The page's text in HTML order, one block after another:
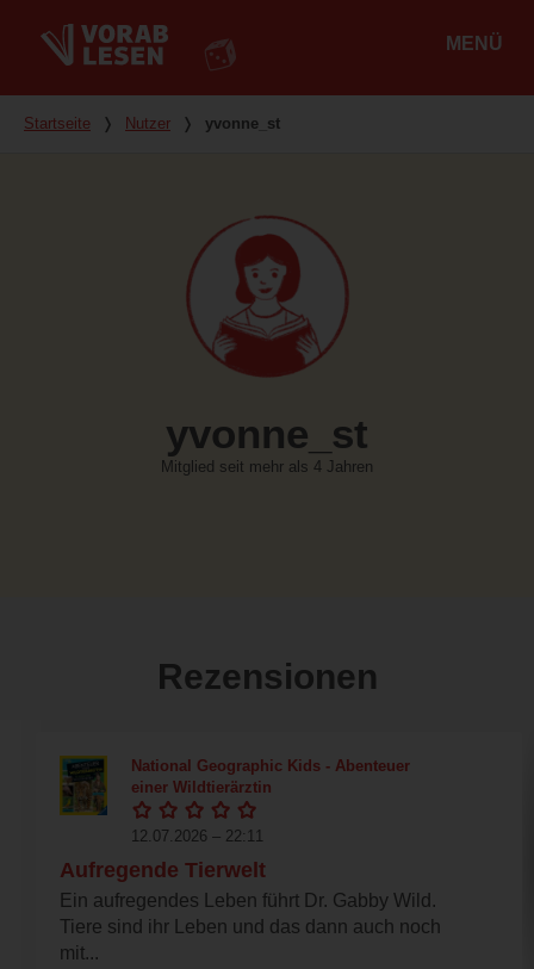
MENÜ
Du bist hier
Startseite ❭ Nutzer ❭ yvonne_st
yvonne_st
Mitglied seit mehr als 4 Jahren
Rezensionen
National Geographic Kids - Abenteuer
einer Wildtierärztin
12.07.2026 – 22:11
Aufregende Tierwelt
Ein aufregendes Leben führt Dr. Gabby Wild.
Tiere sind ihr Leben und das dann auch noch
mit...